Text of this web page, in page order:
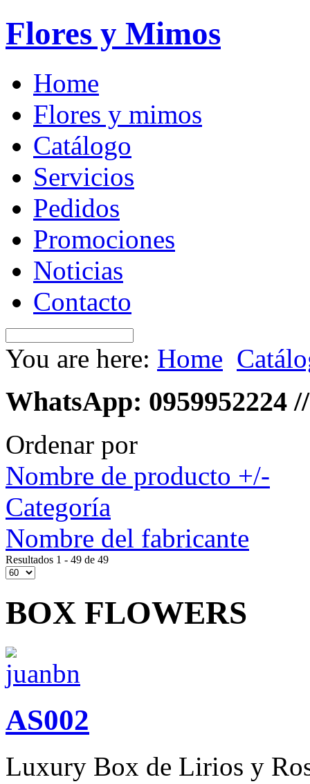
Flores y Mimos
Home
Flores y mimos
Catálogo
Servicios
Pedidos
Promociones
Noticias
Contacto
You are here: Home
WhatsApp: 0959952224
Ordenar por
Nombre de producto +/-
Categoría
Nombre del fabricante
Resultados 1 - 49 de 49
BOX FLOWERS
AS002
Luxury Box de Lirios y